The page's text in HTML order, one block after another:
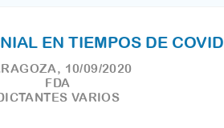
EN TIEMPOS DE COVID
10/09/2020
FDA
VARIOS